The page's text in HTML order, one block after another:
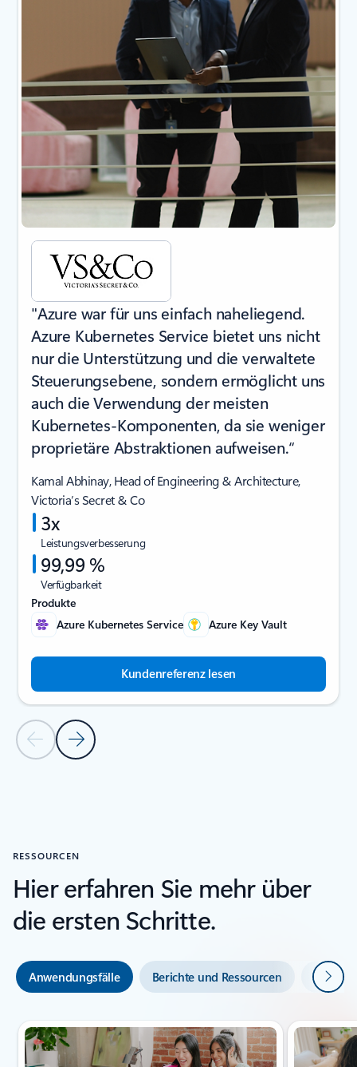
Vorherige FolieNächste Folie
"Azure war für uns einfach naheliegend.
Azure Kubernetes Service bietet uns nicht
nur die Unterstützung und die verwaltete
Steuerungsebene, sondern ermöglicht uns
auch die Verwendung der meisten
Kubernetes-Komponenten, da sie weniger
proprietäre Abstraktionen aufweisen.“
Kamal Abhinay, Head of Engineering & Architecture,
Victoria’s Secret & Co
3x
Leistungsverbesserung
99,99 %
Verfügbarkeit
Produkte
Azure Kubernetes Service
Azure Key Vault
Kundenreferenz lesen
RESSOURCEN
Hier erfahren Sie mehr über
die ersten Schritte.
Anwendungsfälle Berichte und Ressourcen Weiter
Indikator für {0} {1} Folie